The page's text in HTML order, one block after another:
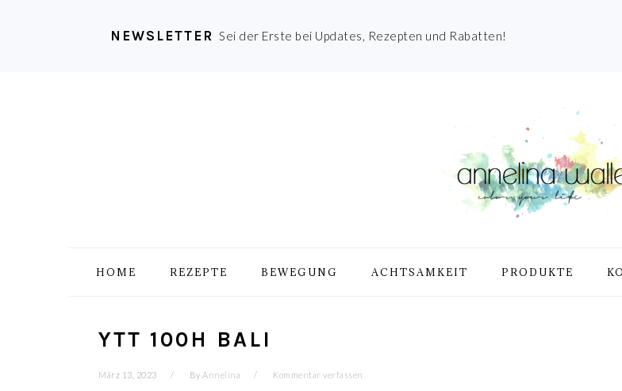
NEWSLETTER Sei der Erste bei Updates, Rezepten und Rabatten!
HOME REZEPTE BEWEGUNG ACHTSAMKEIT PRODUKTE
YTT 100H BALI
März 13, 2023 By Annelina Kommentar verfassen